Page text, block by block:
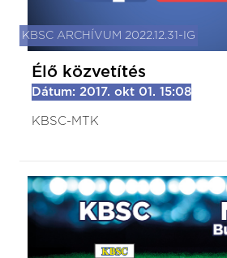
KBSC ARCHÍVUM 2022.12.31-IG
Élő közvetítés
Dátum: 2017. okt 01. 15:08
KBSC-MTK